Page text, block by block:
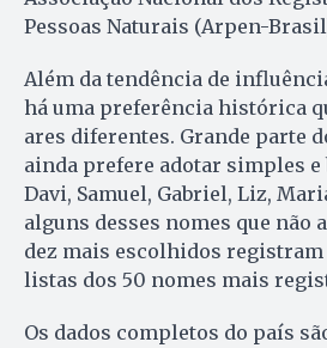
Pessoas Naturais (Arpen-
Além da tendência de
há uma preferência histórica
ares diferentes. Grande parte
ainda prefere adotar simples
Davi, Samuel, Gabriel, Liz,
alguns desses nomes que não
dez mais escolhidos
listas dos 50 nomes mais
Os dados completos do país